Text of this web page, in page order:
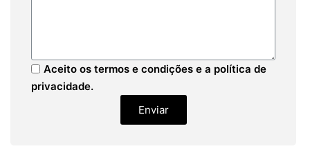
Aceito os termos e condições e a política de
privacidade.
Enviar